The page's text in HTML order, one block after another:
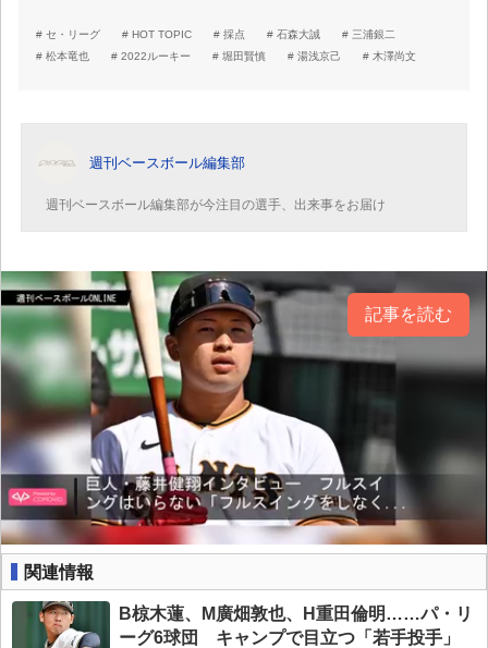
セ・リーグ HOT TOPIC 採点 石森大誠
三浦銀二
松本竜也
2022ルーキー 堀田賢慎 湯浅京己 木澤尚文
週刊ベースボール編集部
週刊ベースボール編集部が今注目の選手、出来事をお届け
記事を読む
関連情報
B椋木蓮、M廣畑敦也、H重田倫明……パ・リ
ーグ6球団 キャンプで目立つ「若手投手」